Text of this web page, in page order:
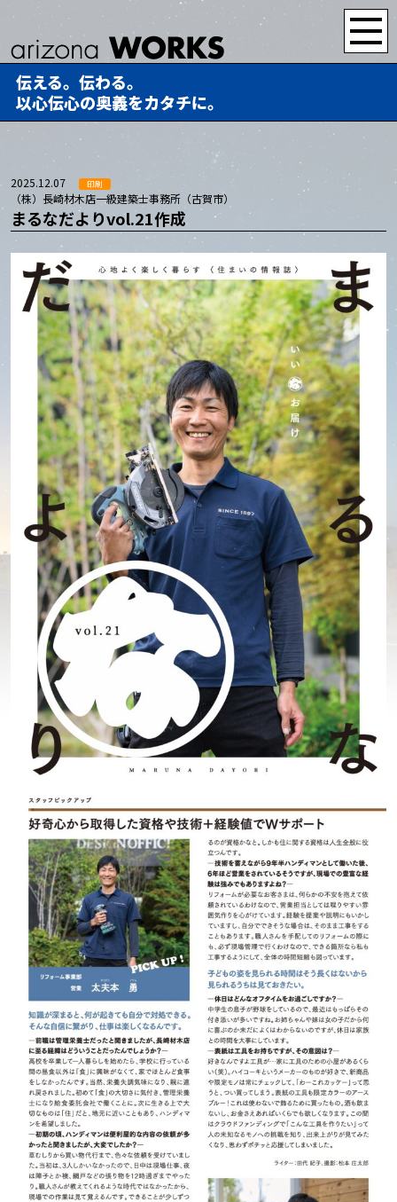
伝える。伝わる。
以心伝心の奥義をカタチに。
2025.12.07 印刷
（株）長崎材木店一級建築士事務所（古賀市）
まるなだよりvol.21作成